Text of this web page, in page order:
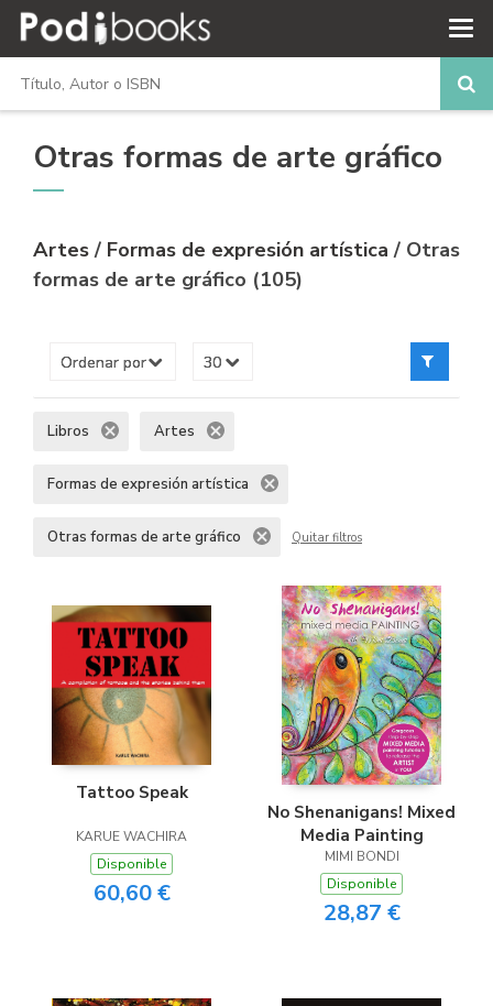
Otras formas de arte gráfico
Artes/ Formas de expresión artística/ Otras
formas de arte gráfico (105)
Libros Artes
Formas de expresión artística
Otras formas de arte gráfico Quitar filtros
Tattoo Speak
KARUE WACHIRA
Disponible
60,60 €
No Shenanigans! Mixed
Media Painting
MIMI BONDI
Disponible
28,87 €